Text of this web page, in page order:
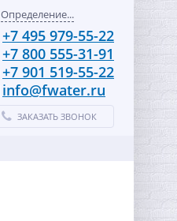
Определение...
+7 495 979-55-22
+7 800 555-31-91
+7 901 519-55-22
info@fwater.ru
ЗАКАЗАТЬ ЗВОНОК